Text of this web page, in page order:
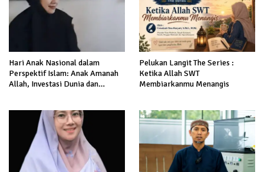
Hari Anak Nasional dalam
Perspektif Islam: Anak Amanah
Allah, Investasi Dunia dan
Pelukan Langit The Series :
Ketika Allah SWT
Membiarkanmu Menangis